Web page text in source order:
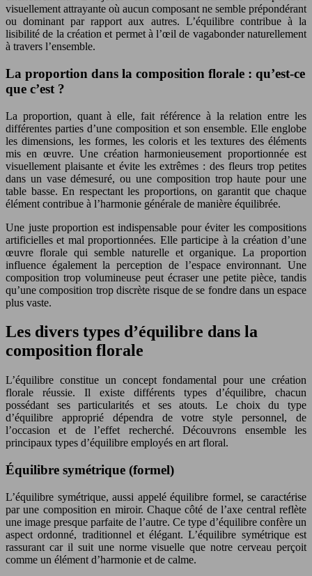
visuellement attrayante où aucun composant ne semble prépondérant
ou dominant par rapport aux autres. L’équilibre contribue à la
lisibilité de la création et permet à l’œil de vagabonder naturellement
à travers l’ensemble.
La proportion dans la composition florale : qu’est-ce
que c’est ?
La proportion, quant à elle, fait référence à la relation entre les
différentes parties d’une composition et son ensemble. Elle englobe
les dimensions, les formes, les coloris et les textures des éléments
mis en œuvre. Une création harmonieusement proportionnée est
visuellement plaisante et évite les extrêmes : des fleurs trop petites
dans un vase démesuré, ou une composition trop haute pour une
table basse. En respectant les proportions, on garantit que chaque
élément contribue à l’harmonie générale de manière équilibrée.
Une juste proportion est indispensable pour éviter les compositions
artificielles et mal proportionnées. Elle participe à la création d’une
œuvre florale qui semble naturelle et organique. La proportion
influence également la perception de l’espace environnant. Une
composition trop volumineuse peut écraser une petite pièce, tandis
qu’une composition trop discrète risque de se fondre dans un espace
plus vaste.
Les divers types d’équilibre dans la
composition florale
L’équilibre constitue un concept fondamental pour une création
florale réussie. Il existe différents types d’équilibre, chacun
possédant ses particularités et ses atouts. Le choix du type
d’équilibre approprié dépendra de votre style personnel, de
l’occasion et de l’effet recherché. Découvrons ensemble les
principaux types d’équilibre employés en art floral.
Équilibre symétrique (formel)
L’équilibre symétrique, aussi appelé équilibre formel, se caractérise
par une composition en miroir. Chaque côté de l’axe central reflète
une image presque parfaite de l’autre. Ce type d’équilibre confère un
aspect ordonné, traditionnel et élégant. L’équilibre symétrique est
rassurant car il suit une norme visuelle que notre cerveau perçoit
comme un élément d’harmonie et de calme.